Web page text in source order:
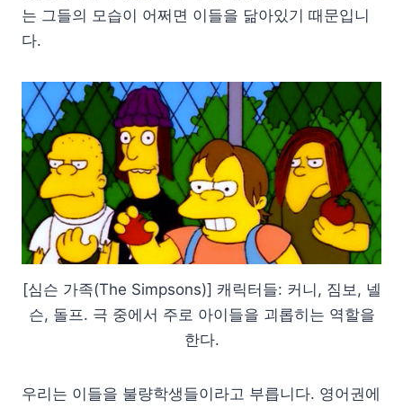
는 그들의 모습이 어쩌면 이들을 닮아있기 때문입니
다.
[심슨 가족(The Simpsons)] 캐릭터들: 커니, 짐보, 넬
슨, 돌프. 극 중에서 주로 아이들을 괴롭히는 역할을
한다.
우리는 이들을 불량학생들이라고 부릅니다. 영어권에